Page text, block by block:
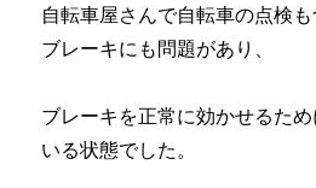
自転車屋さんで自転車の点検
ブレーキにも問題があり、
ブレーキを正常に効かせるた
いる状態でした。